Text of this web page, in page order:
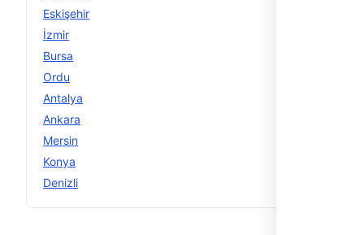
Eskişehir
İzmir
Bursa
Ordu
Antalya
Ankara
Mersin
Konya
Denizli